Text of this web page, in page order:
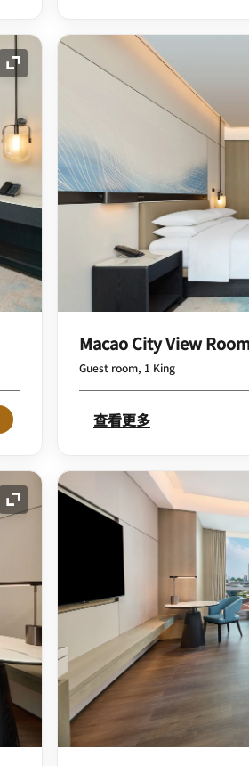
展开图标
Macao City View
Guest room, 1 King
查看更多
展开图标